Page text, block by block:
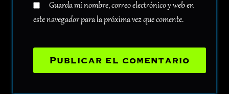
Guarda mi nombre, correo electrónico y web en
este navegador para la próxima vez que comente.